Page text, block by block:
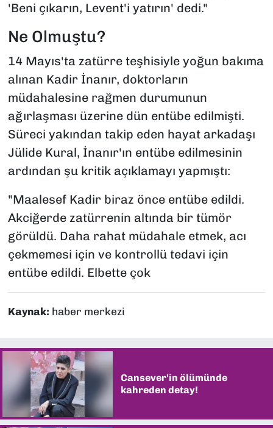
'Beni çıkarın, Levent'i yatırın' dedi."
Ne Olmuştu?
14 Mayıs'ta zatürre teşhisiyle yoğun bakıma
alınan Kadir İnanır, doktorların
müdahalesine rağmen durumunun
ağırlaşması üzerine dün entübe edilmişti.
Süreci yakından takip eden hayat arkadaşı
Jülide Kural, İnanır'ın entübe edilmesinin
ardından şu kritik açıklamayı yapmıştı:
"Maalesef Kadir biraz önce entübe edildi.
Akciğerde zatürrenin altında bir tümör
görüldü. Daha rahat müdahale etmek, acı
çekmemesi için ve kontrollü tedavi için
entübe edildi. Elbette çok
Kaynak: haber merkezi
Cansever'in ölümünde
kahreden detay!